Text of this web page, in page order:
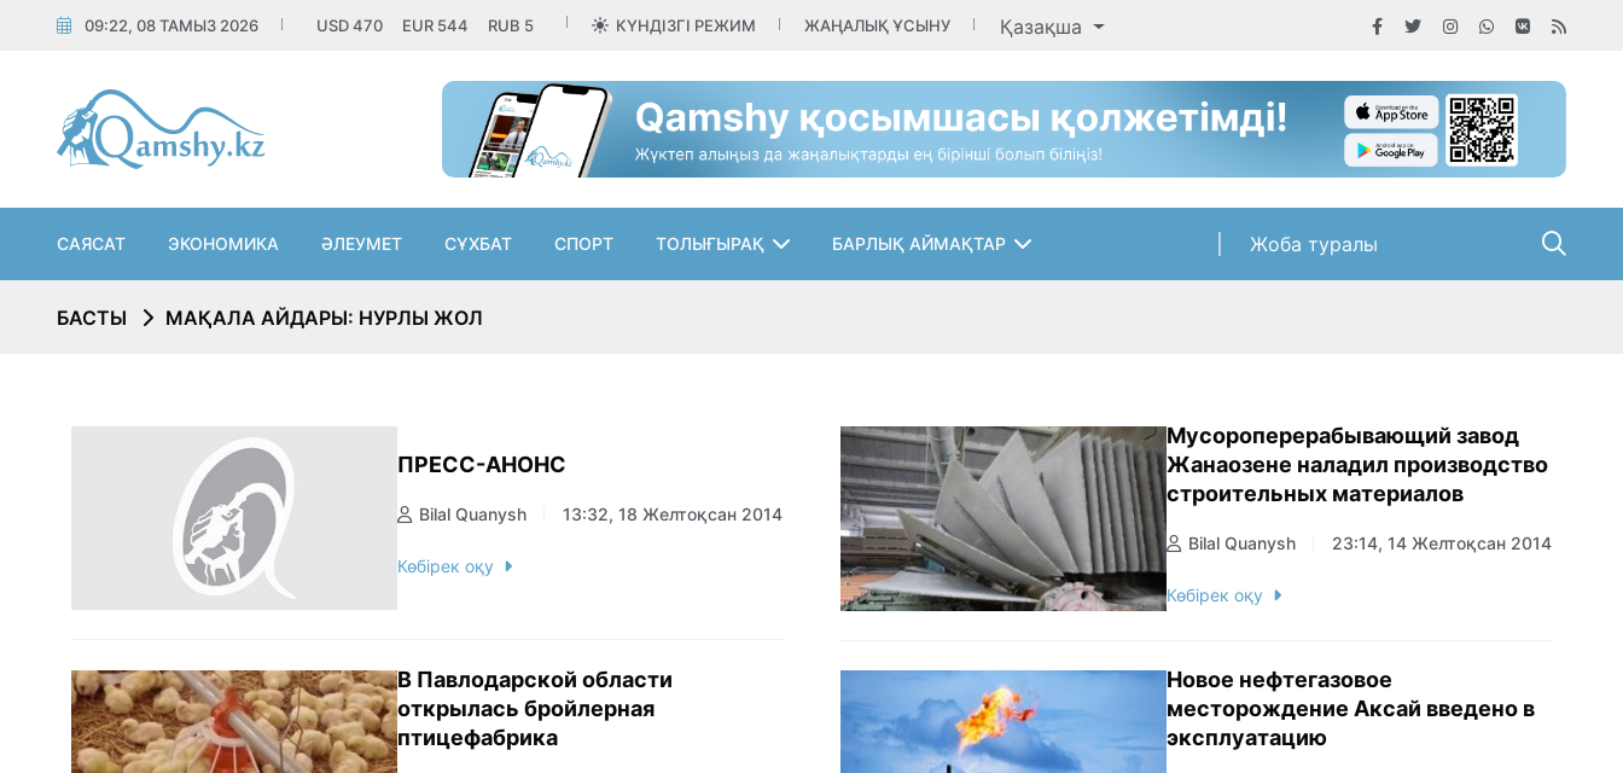
09:22, 08 ТАМЫЗ 2026 USD470 EUR 544 RUB 5 КҮНДІЗГІ РЕЖИМ ЖАҢАЛЫҚ ҰСЫНУ Қазақша
САЯСАТ ЭКОНОМИКА ӘЛЕУМЕТ СҰХБАТ СПОРТ ТОЛЫҒЫРАҚ БАРЛЫҚ АЙМАҚТАР Жоба туралы
БАСТЫ МАҚАЛА АЙДАРЫ: НУРЛЫ ЖОЛ
ПРЕСС-АНОНС
Bilal Quanysh 13:32, 18 Желтоқсан 2014
Көбірек оқу
Мусороперерабывающий завод
Жанаозене наладил производство
строительных материалов
Bilal Quanysh 23:14, 14 Желтоқсан 2014
Көбірек оқу
В Павлодарской области
открылась бройлерная
птицефабрика
Новое нефтегазовое
месторождение Аксай введено в
эксплуатацию